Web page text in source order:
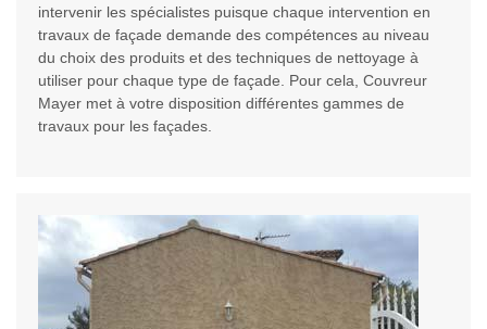
intervenir les spécialistes puisque chaque intervention en
travaux de façade demande des compétences au niveau
du choix des produits et des techniques de nettoyage à
utiliser pour chaque type de façade. Pour cela, Couvreur
Mayer met à votre disposition différentes gammes de
travaux pour les façades.